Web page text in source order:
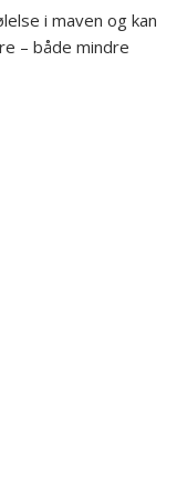
i maven og kan
– både mindre